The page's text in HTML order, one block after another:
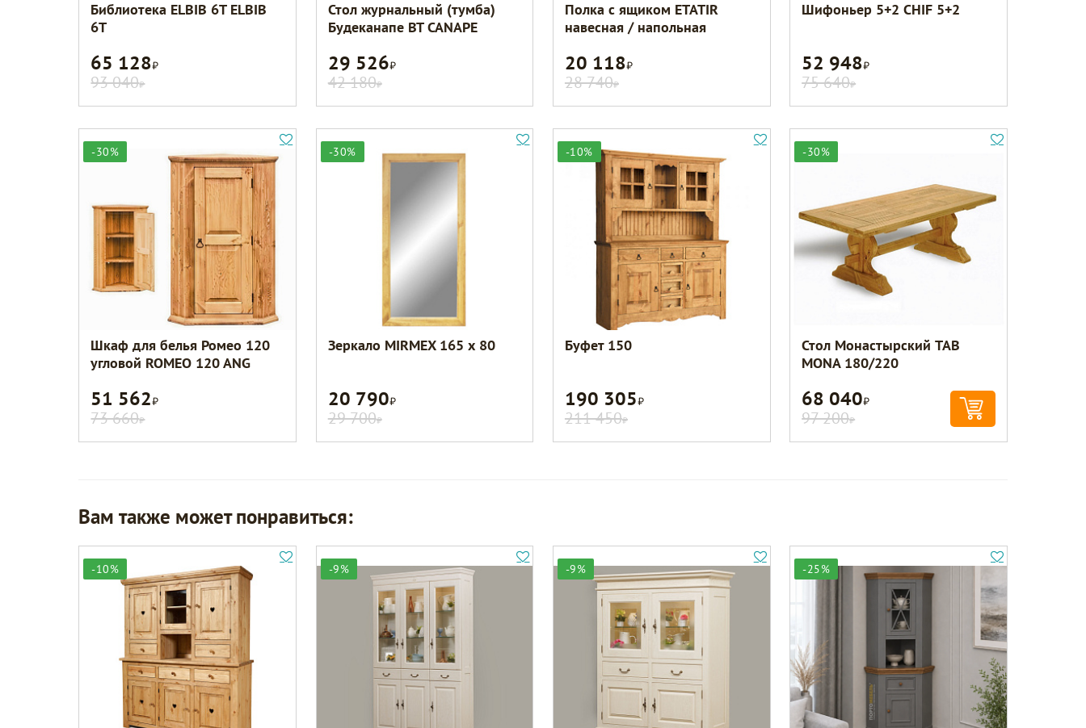
Библиотека ELBIB 6Т ELBIB
6T
65 128Р
93 040Р
Стол журнальный (тумба)
Будеканапе BT CANAPE
29 526Р
42 180Р
Полка с ящиком ETATIR
навесная / напольная
20 118Р
28 740Р
Шифоньер 5+2 CHIF 5+2
52 948Р
75 640Р
-30%
Шкаф для белья Ромео 120
угловой ROMEO 120 ANG
51 562Р
73 660Р
-30%
Зеркало MIRMEX 165 х 80
20 790Р
29 700Р
-10%
Буфет 150
190 305Р
211 450Р
-30%
Стол Монастырский TAB
MONA 180/220
68 040Р
97 200Р
Вам также может понравиться:
-10% -9% -9% -25%